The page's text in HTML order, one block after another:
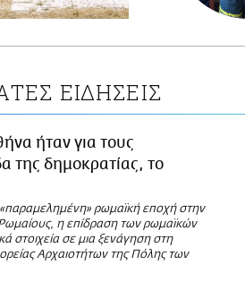
ΕΙΔΗΣΕΙΣ
ήταν για τους
της δημοκρατίας, το
ρωμαϊκή εποχή στην
η επίδραση των ρωμαϊκών
στοιχεία σε μια ξενάγηση στη
Αρχαιοτήτων της Πόλης των